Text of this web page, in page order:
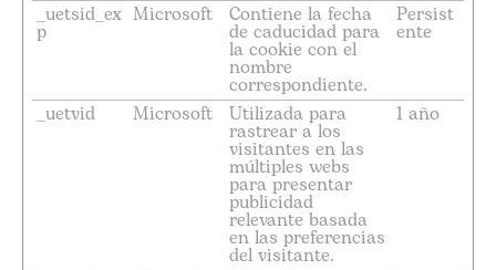
_uetsid_ex
p
Microsoft Contiene la fecha
de caducidad para
la cookie con el
nombre
correspondiente.
Persist
ente
_uetvid Microsoft Utilizada para
rastrear a los
visitantes en las
múltiples webs
para presentar
publicidad
relevante basada
en las preferencias
del visitante.
1 año